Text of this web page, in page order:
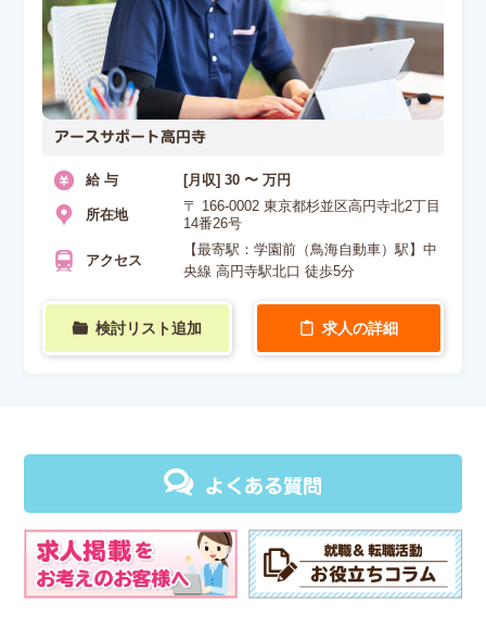
アースサポート高円寺
給 与 [月収] 30 〜 万円
所在地
〒 166-0002 東京都杉並区高円寺北2丁目
14番26号
アクセス
【最寄駅：学園前（鳥海自動車）駅】中
央線 高円寺駅北口 徒歩5分
検討リスト追加 求人の詳細
よくある質問